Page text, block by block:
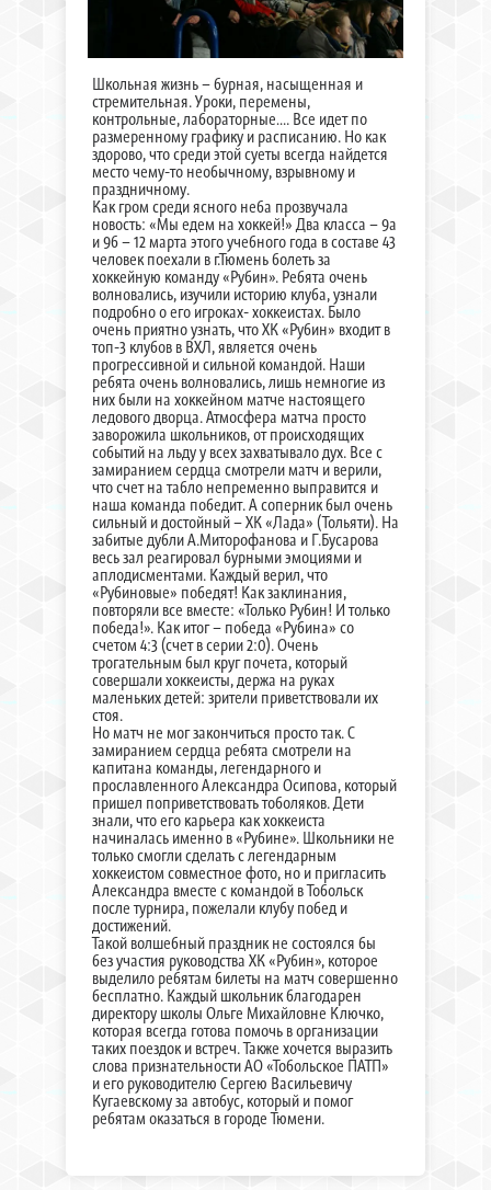
Школьная жизнь – бурная, насыщенная и
стремительная. Уроки, перемены,
контрольные, лабораторные…. Все идет по
размеренному графику и расписанию. Но как
здорово, что среди этой суеты всегда найдется
место чему-то необычному, взрывному и
праздничному.
Как гром среди ясного неба прозвучала
новость: «Мы едем на хоккей!» Два класса – 9а
и 9б – 12 марта этого учебного года в составе 43
человек поехали в г.Тюмень болеть за
хоккейную команду «Рубин». Ребята очень
волновались, изучили историю клуба, узнали
подробно о его игроках- хоккеистах. Было
очень приятно узнать, что ХК «Рубин» входит в
топ-3 клубов в ВХЛ, является очень
прогрессивной и сильной командой. Наши
ребята очень волновались, лишь немногие из
них были на хоккейном матче настоящего
ледового дворца. Атмосфера матча просто
заворожила школьников, от происходящих
событий на льду у всех захватывало дух. Все с
замиранием сердца смотрели матч и верили,
что счет на табло непременно выправится и
наша команда победит. А соперник был очень
сильный и достойный – ХК «Лада» (Тольяти). На
забитые дубли А.Миторофанова и Г.Бусарова
весь зал реагировал бурными эмоциями и
аплодисментами. Каждый верил, что
«Рубиновые» победят! Как заклинания,
повторяли все вместе: «Только Рубин! И только
победа!». Как итог – победа «Рубина» со
счетом 4:3 (счет в серии 2:0). Очень
трогательным был круг почета, который
совершали хоккеисты, держа на руках
маленьких детей: зрители приветствовали их
стоя.
Но матч не мог закончиться просто так. С
замиранием сердца ребята смотрели на
капитана команды, легендарного и
прославленного Александра Осипова, который
пришел поприветствовать тоболяков. Дети
знали, что его карьера как хоккеиста
начиналась именно в «Рубине». Школьники не
только смогли сделать с легендарным
хоккеистом совместное фото, но и пригласить
Александра вместе с командой в Тобольск
после турнира, пожелали клубу побед и
достижений.
Такой волшебный праздник не состоялся бы
без участия руководства ХК «Рубин», которое
выделило ребятам билеты на матч совершенно
бесплатно. Каждый школьник благодарен
директору школы Ольге Михайловне Ключко,
которая всегда готова помочь в организации
таких поездок и встреч. Также хочется выразить
слова признательности АО «Тобольское ПАТП»
и его руководителю Сергею Васильевичу
Кугаевскому за автобус, который и помог
ребятам оказаться в городе Тюмени.